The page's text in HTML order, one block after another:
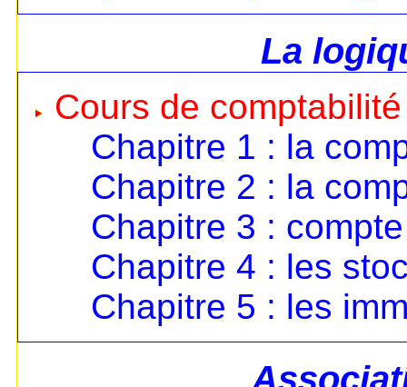
La
Cours de comptabilité
Chapitre 1 : la
Chapitre 2 : la
Chapitre 3 :
Chapitre 4 : les
Chapitre 5 : les